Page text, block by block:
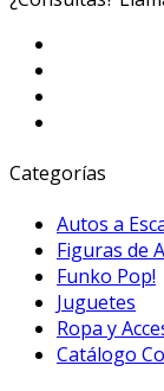
Categorías
Autos a
Figuras de
Funko Pop!
Juguetes
Ropa y
Catálogo